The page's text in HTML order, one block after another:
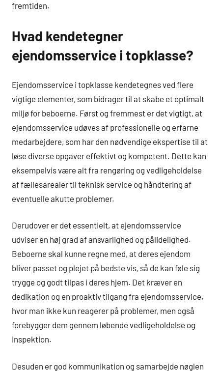
fremtiden.
Hvad kendetegner
ejendomsservice i topklasse?
Ejendomsservice i topklasse kendetegnes ved flere
vigtige elementer, som bidrager til at skabe et optimalt
miljø for beboerne. Først og fremmest er det vigtigt, at
ejendomsservice udøves af professionelle og erfarne
medarbejdere, som har den nødvendige ekspertise til at
løse diverse opgaver effektivt og kompetent. Dette kan
eksempelvis være alt fra rengøring og vedligeholdelse
af fællesarealer til teknisk service og håndtering af
eventuelle akutte problemer.
Derudover er det essentielt, at ejendomsservice
udviser en høj grad af ansvarlighed og pålidelighed.
Beboerne skal kunne regne med, at deres ejendom
bliver passet og plejet på bedste vis, så de kan føle sig
trygge og godt tilpas i deres hjem. Det kræver en
dedikation og en proaktiv tilgang fra ejendomsservice,
hvor man ikke kun reagerer på problemer, men også
forebygger dem gennem løbende vedligeholdelse og
inspektion.
Desuden er god kommunikation og samarbejde nøglen